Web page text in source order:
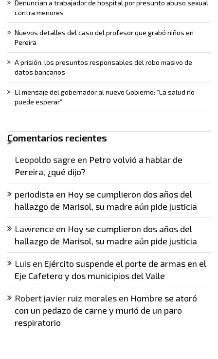
Denuncian a trabajador de hospital por presunto abuso sexual
contra menores
Nuevos detalles del caso del profesor que grabó niños en
Pereira
A prisión, los presuntos responsables del robo masivo de
datos bancarios
El mensaje del gobernador al nuevo Gobierno: “La salud no
puede esperar”
Comentarios recientes
Leopoldo sagre en Petro volvió a hablar de
Pereira, ¿qué dijo?
periodista en Hoy se cumplieron dos años del
hallazgo de Marisol, su madre aún pide justicia
Lawrence en Hoy se cumplieron dos años del
hallazgo de Marisol, su madre aún pide justicia
Luis en Ejército suspende el porte de armas en el
Eje Cafetero y dos municipios del Valle
Robert javier ruiz morales en Hombre se atoró
con un pedazo de carne y murió de un paro
respiratorio